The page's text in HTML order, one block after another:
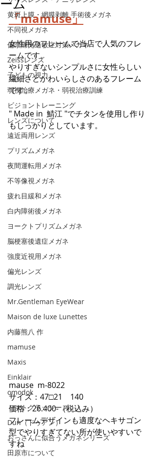
黄斑上膜・網膜剥離 手術後メガネ
不同視メガネ
偏頭痛光過敏症対策メガネ
Zeissレンズ
子どもの視力
弱視治療メガネ・弱視治療訓練
ビジョントレーニング
レンズについて
遠近両用レンズ
プリズムメガネ
夜間運転用メガネ
不等像視メガネ
疲れ目緩和メガネ
白内障術後メガネ
ヨークトプリズムメガネ
脳梗塞後遺症メガネ
強度近視用メガネ
偏光レンズ
調光レンズ
Mr.Gentleman EyeWear
Maison de luxe Lunettes
内藤熊八 作
mamuse
Maxis
Einklair
omodok
トマトグラッシーズ
Dun（ドゥアン）
おっさんに似合うメガネシリーズ
田原市について
ーム
「mamuse」
女性用のフレームで当店で人気のフレ
ームです。
やりすぎないシンプルさに女性らしい
繊細さとかわいらしさのあるフレーム
です。
" Made in  鯖江 "でチタンを使用し作り
もしっかりとしています。
mause  m-8022
サイズ：47□21　140
価格：26.400-（税込み）
フレームデザインも適度なヘキサゴン
型でやりすぎてない所が使いやすいで
すね